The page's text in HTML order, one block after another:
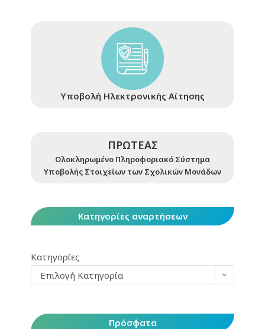
Υποβολή Ηλεκτρονικής Αίτησης
ΠΡΩΤΕΑΣ
Ολοκληρωμένο Πληροφοριακό Σύστημα
Υποβολής Στοιχείων των Σχολικών Μονάδων
Κατηγορίες αναρτήσεων
Κατηγορίες
Επιλογή Κατηγορία
Πρόσφατα